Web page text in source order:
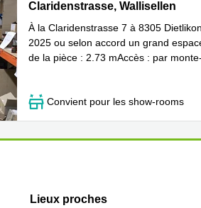
Claridenstrasse 7, Wallisellen
Claridenstrasse, Wallisellen
Convient pour les show-rooms
À la Claridenstrasse 7 à 8305
2025 ou selon accord un grand
de la pièce : 2.73 mAccès : par
Lieux proches